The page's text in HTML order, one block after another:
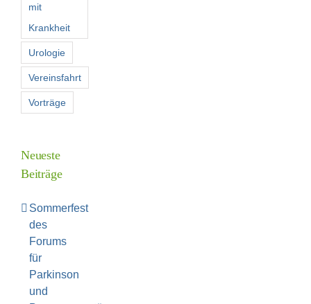
mit
Krankheit
Urologie
Vereinsfahrt
Vorträge
Neueste
Beiträge
Sommerfest
des
Forums
für
Parkinson
und